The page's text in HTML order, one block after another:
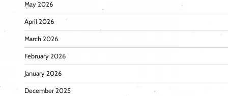
May 2026
April 2026
March 2026
February 2026
January 2026
December 2025